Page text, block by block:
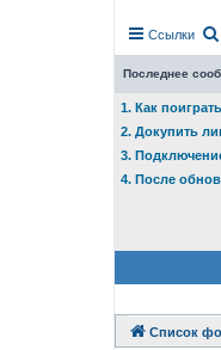
Ссылки
Последнее
1. Как
2. Докупить
3.
4. После
Список